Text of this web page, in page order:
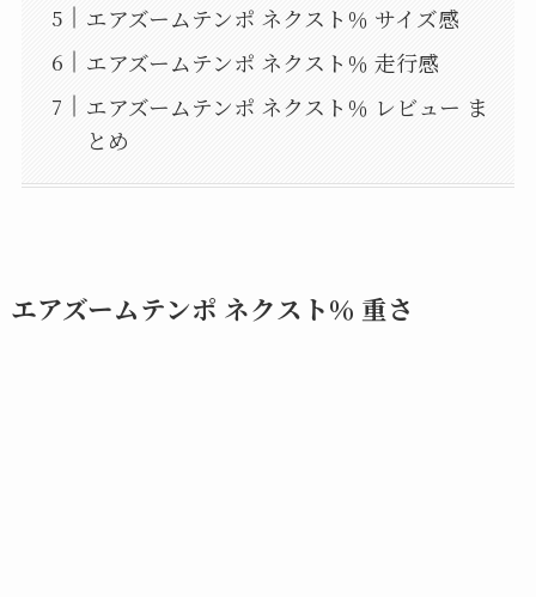
エアズームテンポ ネクスト％ サイズ感
エアズームテンポ ネクスト％ 走行感
エアズームテンポ ネクスト％ レビュー ま
とめ
エアズームテンポ ネクスト％ 重さ